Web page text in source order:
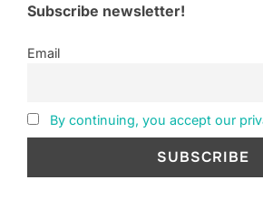
Subscribe newsletter!
Email
By continuing, you accept our